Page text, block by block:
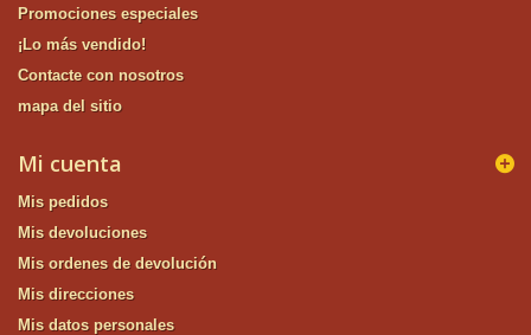
Promociones especiales
¡Lo más vendido!
Contacte con nosotros
mapa del sitio
Mi cuenta
Mis pedidos
Mis devoluciones
Mis ordenes de devolución
Mis direcciones
Mis datos personales